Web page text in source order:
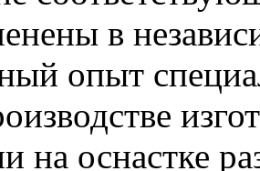
в
опыт
на оснастке